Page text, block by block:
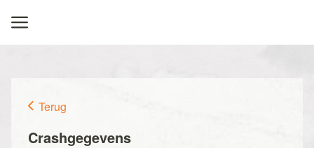
Terug
Crashgegevens